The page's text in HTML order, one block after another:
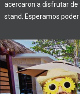
acercaron a disfrutar
stand. Esperamos